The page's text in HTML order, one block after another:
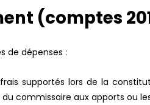
(comptes
de dépenses :
supportés lors de la
du commissaire aux apports ou